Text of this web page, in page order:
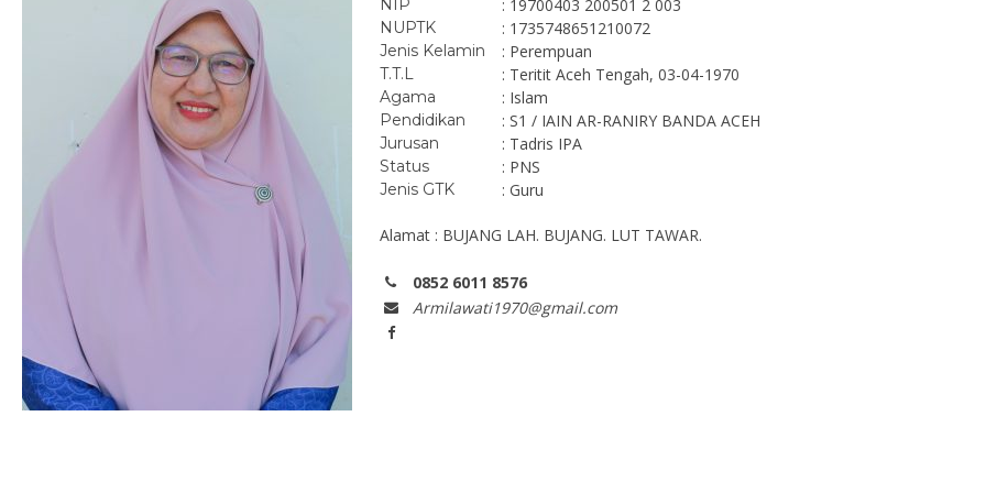
NIP : 19700403 200501 2 003
NUPTK : 1735748651210072
Jenis Kelamin : Perempuan
T.T.L : Teritit Aceh Tengah, 03-04-1970
Agama : Islam
Pendidikan : S1 / IAIN AR-RANIRY BANDA ACEH
Jurusan : Tadris IPA
Status : PNS
Jenis GTK : Guru
Alamat : BUJANG LAH. BUJANG. LUT TAWAR.
0852 6011 8576
Armilawati1970@gmail.com